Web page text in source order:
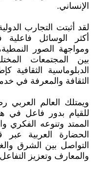
الإنساني.
لقد أثبتت التجارب
أكثر الوسائل
ومواجهة الصور
بين المجتمعات
الدبلوماسية
الثقافة والمعرفة في
ويمتلك العالم العربي
للقيام بدور فاعل في
الممتد وتنوعه الفكري
الحضارة العربية
التواصل بين الشرق
والمعارف وتعزيز